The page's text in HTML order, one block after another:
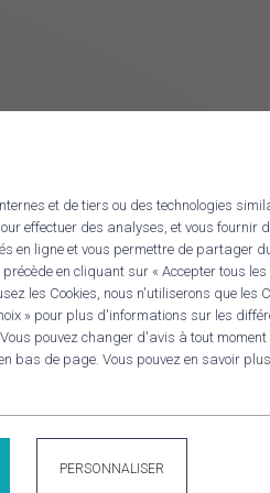
Panneau de gestion des cookies
et de tiers ou des technologies
effectuer des analyses, et vous fournir
en ligne et vous permettre de partager
en cliquant sur « Accepter tous les
les Cookies, nous n'utiliserons que les
» pour plus d'informations sur les
pouvez changer d'avis à tout
bas de page. Vous pouvez en savoir
PERSONNALISER
A confirmer